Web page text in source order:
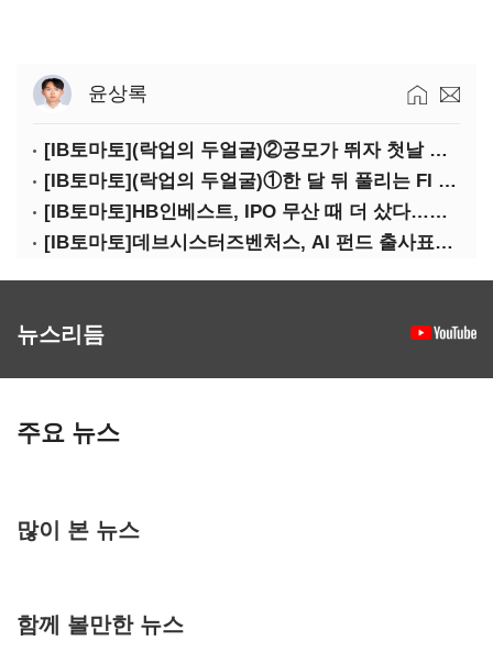
윤상록
[IB토마토](락업의 두얼굴)②공모가 뛰자 첫날 매도…FI 엑시트 전략 갈렸다
[IB토마토](락업의 두얼굴)①한 달 뒤 풀리는 FI 물량…새내기주 오버행 경계
[IB토마토]HB인베스트, IPO 무산 때 더 샀다…마키나락스 투자 2.7배 회수
[IB토마토]데브시스터즈벤처스, AI 펀드 출사표…모회사 경영난 변수
뉴스리듬
주요 뉴스
많이 본 뉴스
함께 볼만한 뉴스